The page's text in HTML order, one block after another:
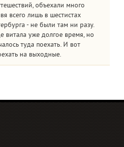
объехали много
всего лишь в шестистах
- не были там ни разу.
витала уже долгое время, но
туда поехать. И вот
на выходные.